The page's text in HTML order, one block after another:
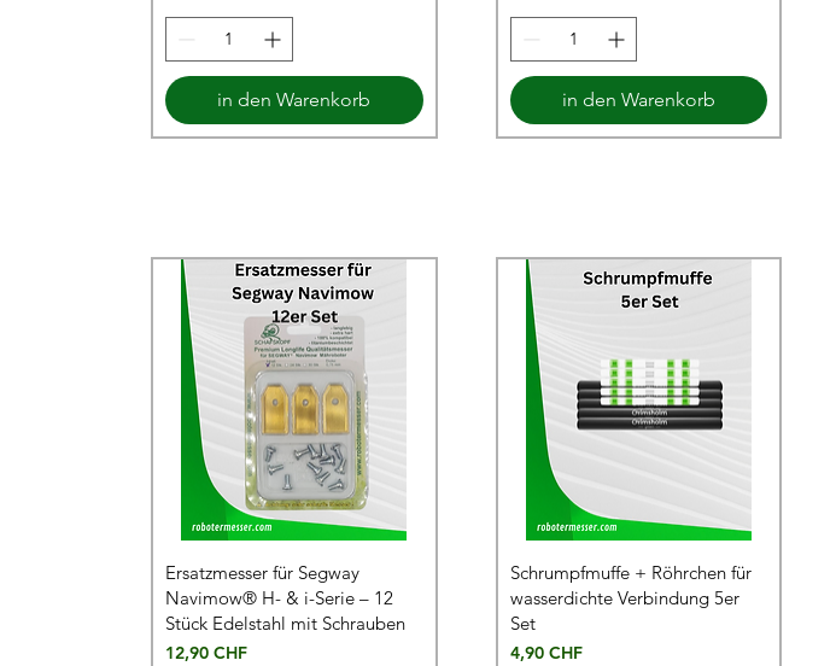
in den Warenkorb in den Warenkorb
Ersatzmesser für Segway
Navimow® H- & i-Serie – 12
Stück Edelstahl mit Schrauben
Preis
12,90 CHF
Schrumpfmuffe + Röhrchen für
wasserdichte Verbindung 5er
Set
Preis
4,90 CHF